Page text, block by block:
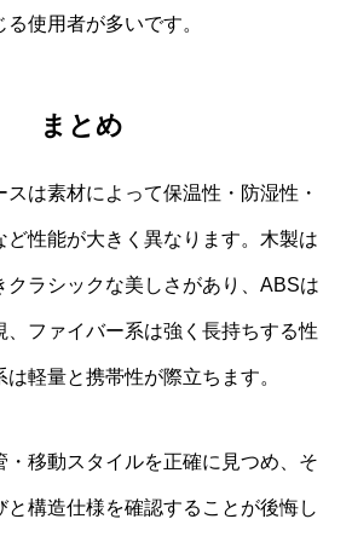
使用者が多いです。
まとめ
は素材によって保温性・防湿性・
ど性能が大きく異なります。木製は
クラシックな美しさがあり、ABSは
、ファイバー系は強く長持ちする性
軽量と携帯性が際立ちます。
・移動スタイルを正確に見つめ、そ
と構造仕様を確認することが後悔し